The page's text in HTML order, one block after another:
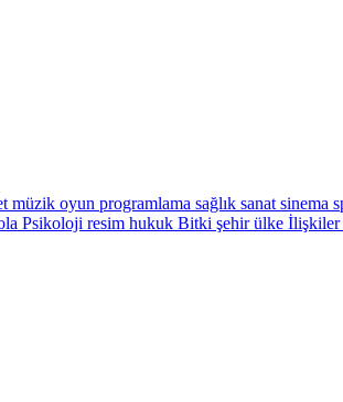
müzik oyun programlama sağlık sanat sinema
Psikoloji resim hukuk Bitki şehirülke İlişkiler